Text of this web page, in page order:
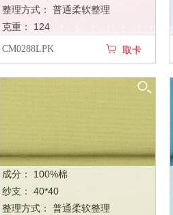
整理方式： 普通柔软整理
克重： 124
CM0288LPK 取卡
成分： 100%棉
纱支： 40*40
整理方式： 普通柔软整理